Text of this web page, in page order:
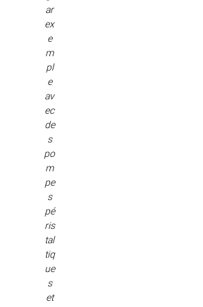
ar
ex
e
m
pl
e
av
ec
de
s
po
m
pe
s
pé
ris
tal
tiq
ue
s
et